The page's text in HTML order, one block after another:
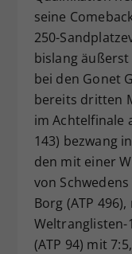
seine
250-
bislang
bei den Gonet
bereits dritten
im Achtelfinale
143) bezwang
den mit einer
von
Borg (ATP
Weltranglisten-
(ATP 94) mit
Zweck
hat.